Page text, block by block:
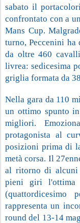
sabato il
confrontato con a
Mans Cup.
turno, Peccenini
da oltre 460
livrea: sedicesima
griglia formata da
Nella gara da 110
un ottimo spunto
migliori.
protagonista al
posizioni prima di
metà corsa. Il
al ritorno di alcuni
pieni giri l'ottima
rappresenta un
round del 13-14